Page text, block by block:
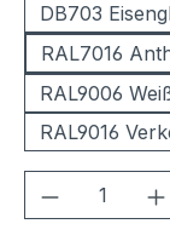
DB703
RAL7016
RAL9006
RAL9016
Produkt